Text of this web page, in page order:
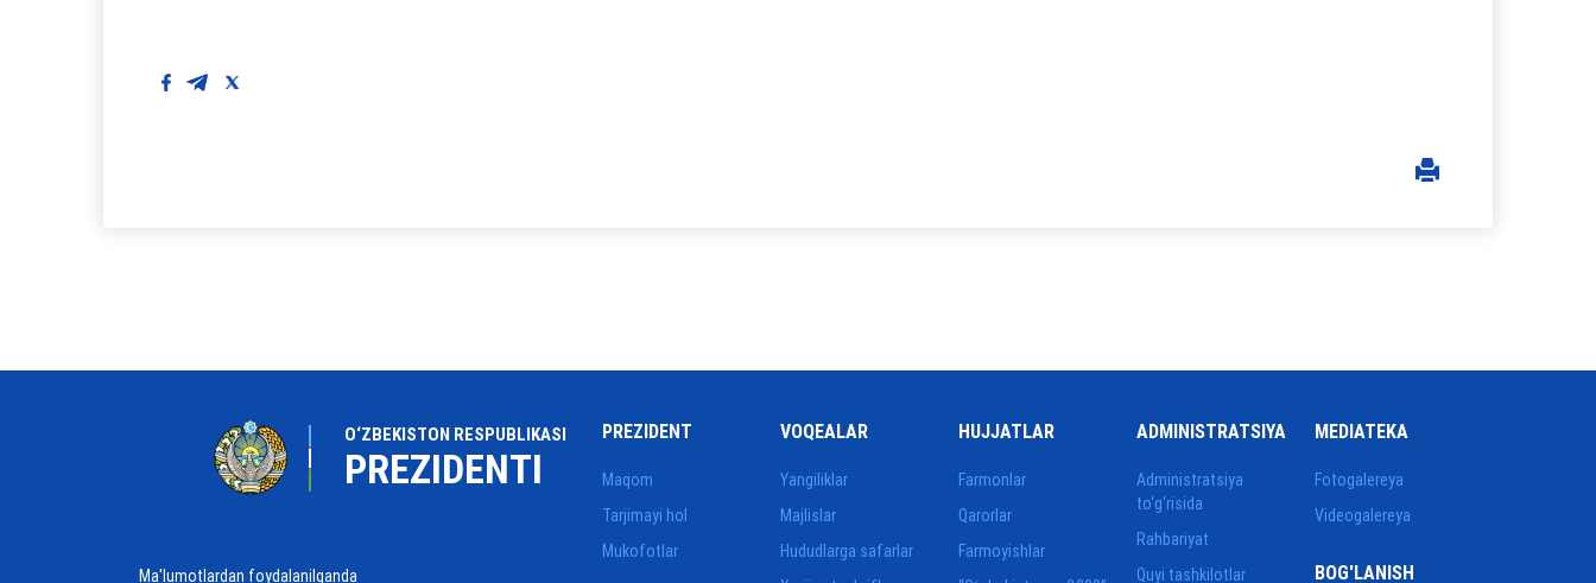
O‘ZBEKISTON RESPUBLIKASI
PREZIDENTI
Ma'lumotlardan foydalanilganda
PREZIDENT
Maqom
Tarjimayi hol
Mukofotlar
VOQEALAR
Yangiliklar
Majlislar
Hududlarga safarlar
HUJJATLAR
Farmonlar
Qarorlar
Farmoyishlar
ADMINISTRATSIYA
Administratsiya
to‘g‘risida
Rahbariyat
Quyi tashkilotlar
MEDIATEKA
Fotogalereya
Videogalereya
BOG'LANISH